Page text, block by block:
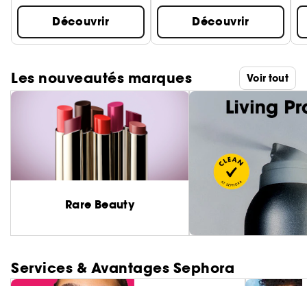
Découvrir Découvrir
Les nouveautés marques Voir tout
Rare Beauty
Services & Avantages Sephora